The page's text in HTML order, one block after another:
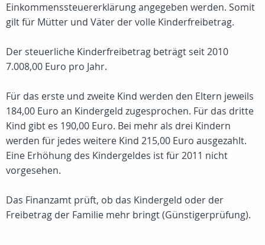
Einkommenssteuererklärung angegeben werden. Somit
gilt für Mütter und Väter der volle Kinderfreibetrag.
Der steuerliche Kinderfreibetrag beträgt seit 2010
7.008,00 Euro pro Jahr.
Für das erste und zweite Kind werden den Eltern jeweils
184,00 Euro an Kindergeld zugesprochen. Für das dritte
Kind gibt es 190,00 Euro. Bei mehr als drei Kindern
werden für jedes weitere Kind 215,00 Euro ausgezahlt.
Eine Erhöhung des Kindergeldes ist für 2011 nicht
vorgesehen.
Das Finanzamt prüft, ob das Kindergeld oder der
Freibetrag der Familie mehr bringt (Günstigerprüfung).